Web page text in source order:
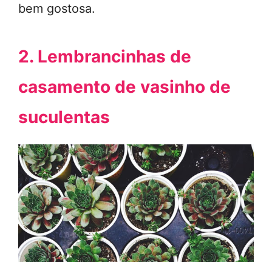
bem gostosa.
2. Lembrancinhas de
casamento de vasinho de
suculentas